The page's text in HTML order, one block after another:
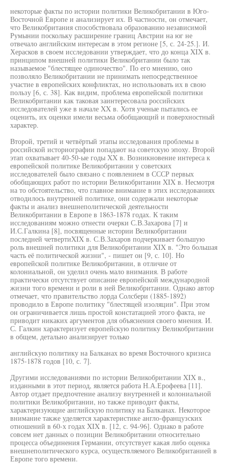
некоторые факты по истории политики Великобритании в Юго-
Восточной Европе и анализирует их. В частности, он отмечает,
что Великобритания способствовала образованию независимой
Румынии поскольку расширение границ Австрии на юг не
отвечало английским интересам в этом регионе [5, с. 24-25.]. И.
Херасков в своем исследовании утверждает, что до конца XIX в.
принципом внешней политики Великобритании было так
называемое "блестящее одиночество". По его мнению, оно
позволяло Великобритании не принимать непосредственное
участие в европейских конфликтах, но использовать их в свою
пользу [6, с. 38]. Как видим, проблема европейской политики
Великобритании как таковая заинтересовала российских
исследователей уже в начале XX в. Хотя ученые пытались ее
оценить, их оценки имели весьма обобщающий и поверхностный
характер.
Второй, третий и четвёртый этапы исследования проблемы в
российской историографии попадают на советскую эпоху. Второй
этап охватывает 40-50-ые годы XX в. Возникновение интереса к
европейской политике Великобритании у советских
исследователей было связано с появлением в СССР первых
обобщающих работ по истории Великобритании XIX в. Несмотря
на то обстоятельство, что главное внимание в этих исследованиях
отводилось внутренней политике, они содержали некоторые
факты и анализ внешнеполитической деятельности
Великобритании в Европе в 1863-1878 годах. К таким
исследованиям можно отнести очерки С.В.Захарова [7] и
И.С.Галкина [8], посвященные истории Великобритании
последней четвертиXIX в. С.В.Захаров подчеркивает большую
роль внешней политики для Великобритании XIX в. "Это большая
часть её политической жизни", - пишет он [9, с. 10]. Но
европейской политике Великобритании, в отличие от
колониальной, он уделил очень мало внимания. В работе
практически отсутствует описание европейской международной
жизни того времени и роли в ней Великобритании. Однако автор
отмечает, что правительство лорда Солсбери (1885-1892)
проводило в Европе политику "блестящей изоляции". При этом
он ограничивается лишь простой констатацией этого факта, не
приводит никаких аргументов для объяснения своего мнения. И.
С. Галкин характеризует европейскую политику Великобритании
в общем, детально анализирует только
английскую политику на Балканах во время Восточного кризиса
1875-1878 годов [10, с. 7].
Другими исследованиями по истории Великобритании XIX в.,
изданными в этот период, является работа Н.А.Ерофеева [11].
Автор отдает предпочтение анализу внутренней и колониальной
политики Великобритании, но также приводит факты,
характеризующие английскую политику на Балканах. Некоторое
внимание также уделяется характеристике англо-французских
отношений в 60-х годах XIX в. [12, с. 94-96]. Однако в работе
совсем нет данных о позиции Великобритании относительно
процесса объединения Германии, отсутствует какая либо оценка
внешнеполитического курса, осуществляемого Великобританией в
Европе того времени.